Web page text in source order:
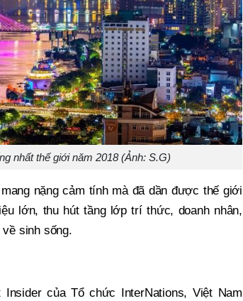
nhất thế giới năm 2018 (Ảnh: S.G)
nặng cảm tính mà đã dần được thế giới
lớn, thu hút tầng lớp trí thức, doanh nhân,
sinh sống.
của Tổ chức InterNations, Việt Nam